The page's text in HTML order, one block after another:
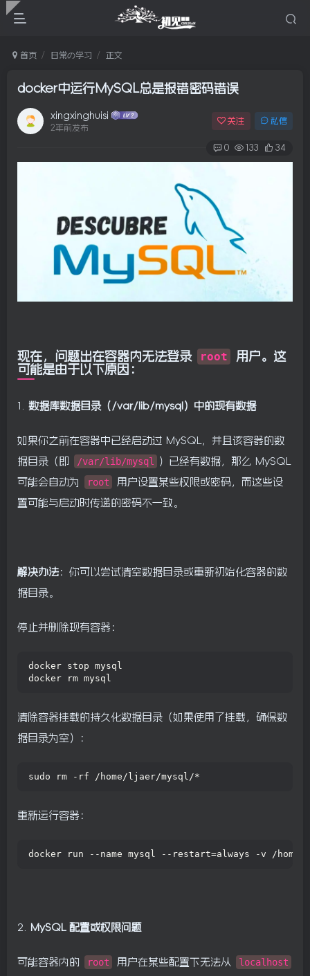
首页 日常の学习 正文
docker中运行MySQL总是报错密码错误
xingxinghuisi
2年前发布
关注 私信
0 133 34
现在，问题出在容器内无法登录 root
用户。这
可能是由于以下原因：
1. 数据库数据目录（/var/lib/mysql）中的现有数据
如果你之前在容器中已经启动过 MySQL，并且该容器的数
据目录（即
/var/lib/mysql
）已经有数据，那么 MySQL
可能会自动为
root
用户设置某些权限或密码，而这些设
置可能与启动时传递的密码不一致。
解决办法：你可以尝试清空数据目录或重新初始化容器的数
据目录。
停止并删除现有容器：
docker stop mysql
docker rm mysql
清除容器挂载的持久化数据目录（如果使用了挂载，确保数
据目录为空）：
sudo rm -rf /home/ljaer/mysql/*
重新运行容器：
docker run --name mysql --restart=always -v /
2. MySQL 配置或权限问题
可能容器内的 root 用户在某些配置下无法从 localhost